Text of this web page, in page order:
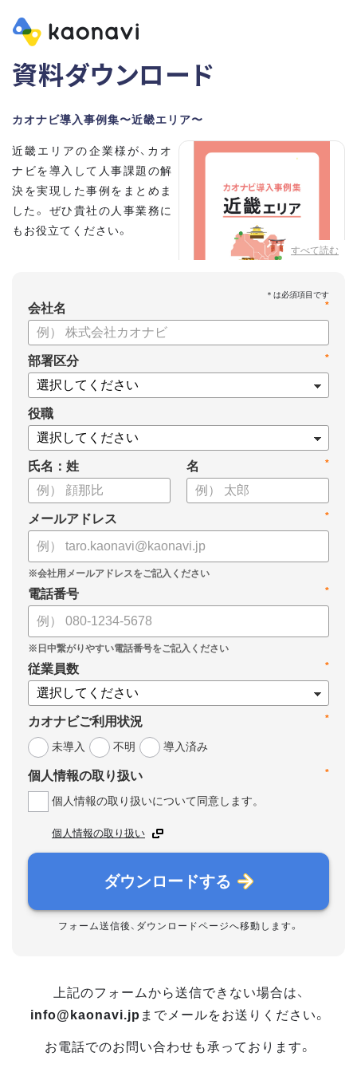
資料ダウンロード
カオナビ導入事例集〜近畿エリア〜
すべて読む
近畿エリアの企業様が、カオ
ナビを導入して人事課題の解
決を実現した事例をまとめま
した。 ぜひ貴社の人事業務に
もお役立てください。
*
会社名
*
部署区分
役職
氏名：姓 *
名
*
メールアドレス
*
電話番号
*
従業員数
*
カオナビご利用状況
未導入
不明 導入済み
*
個人情報の取り扱い
個人情報の取り扱いについて同意します。
個人情報の取り扱い
ダウンロードする
フォーム送信後、ダウンロードページへ移動します。
上記のフォームから送信できない場合は、
info@kaonavi.jp までメールをお送りください。
お電話でのお問い合わせも承っております。